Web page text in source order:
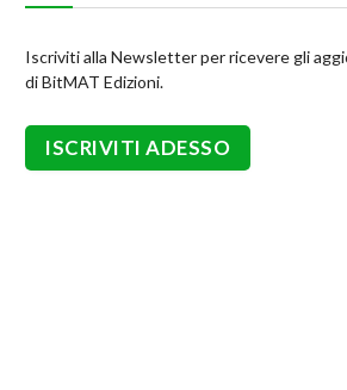
Iscriviti alla Newsletter per ricevere gli
di BitMAT Edizioni.